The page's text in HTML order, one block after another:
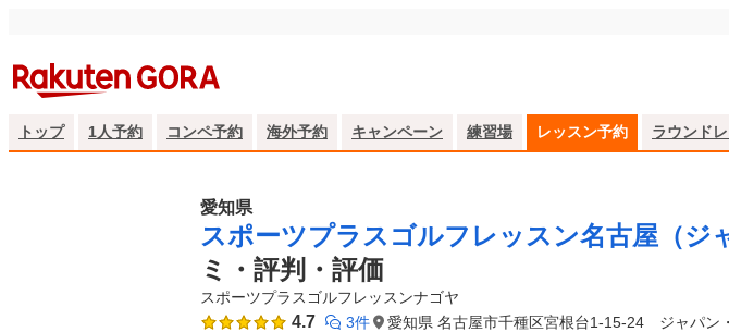
トップ 1人予約 コンペ予約 海外予約 キャンペーン 練習場 レッスン予約 ラウンド
愛知県
スポーツプラスゴルフレッスン名古屋（ジ
ミ・評判・評価
スポーツプラスゴルフレッスンナゴヤ
4.7 3件 愛知県 名古屋市千種区宮根台1-15-24 ジャパン